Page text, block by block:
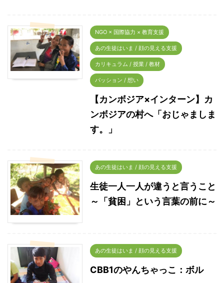
NGO × 国際協力 × 教育支援
あの生徒はいま / 顔の見える支援
カリキュラム / 授業 / 教材
パッション / 想い
【カンボジア×インターン】カ
ンボジアの村へ「おじゃましま
す。」
あの生徒はいま / 顔の見える支援
生徒一人一人が違うと言うこと
～「貧困」という言葉の前に～
あの生徒はいま / 顔の見える支援
CBB1のやんちゃっこ：ボル